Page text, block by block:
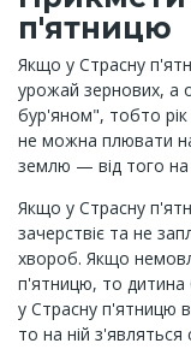
п'ятницю
Якщо у Страсну
урожай зернових, а
бур'яном", тобто
не можна плювати
землю — від того на
Якщо у Страсну
зачерствіє та не
хвороб. Якщо
п'ятницю, то
у Страсну п'ятницю
то на ній з'являться